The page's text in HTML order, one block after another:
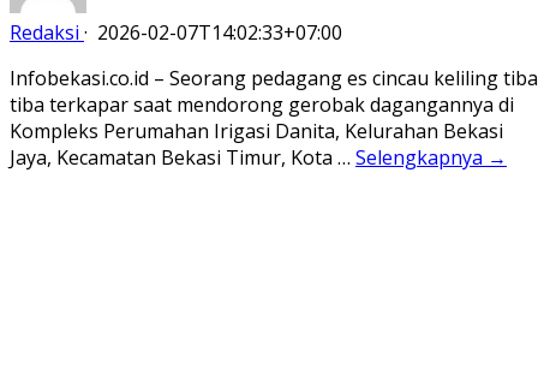
Redaksi · 2026-02-07T14:02:33+07:00
Infobekasi.co.id – Seorang pedagang es cincau keliling
tiba terkapar saat mendorong gerobak dagangannya di
Kompleks Perumahan Irigasi Danita, Kelurahan Bekasi
Jaya, Kecamatan Bekasi Timur, Kota … Selengkapnya →